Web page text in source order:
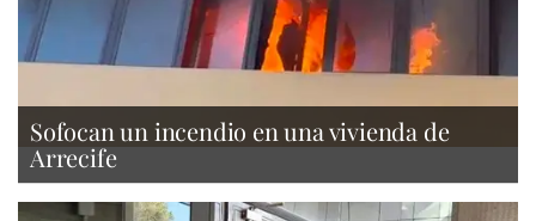
Sofocan un incendio en una vivienda de
Arrecife